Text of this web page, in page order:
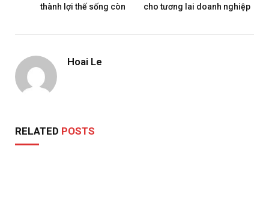
thành lợi thế sống còn
cho tương lai doanh nghiệp
Hoai Le
RELATED POSTS